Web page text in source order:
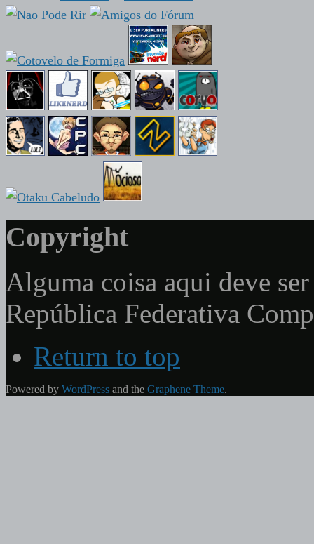
Copyright
Alguma coisa aqui deve
República Federativa
Return to top
Powered by WordPress and the Graphene Theme.